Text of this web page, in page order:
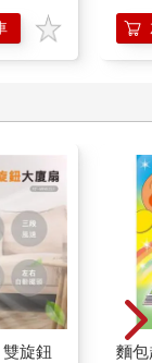
餐廳盛大開幕時
半。一家小店可
帶你下地獄。
顧客，企業主也
大的問題就跟其
以及「長字輩」
業，創辦並舉辦
，「小型企業
」研討會。我將告
者的成功之路，
雙旋鈕
麵